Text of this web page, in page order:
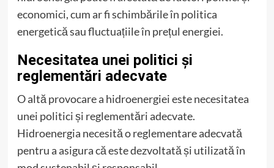
economici, cum ar fi schimbările în politica
energetică sau fluctuațiile în prețul energiei.
Necesitatea unei politici și
reglementări adecvate
O altă provocare a hidroenergiei este necesitatea
unei politici și reglementări adecvate.
Hidroenergia necesită o reglementare adecvată
pentru a asigura că este dezvoltată și utilizată în